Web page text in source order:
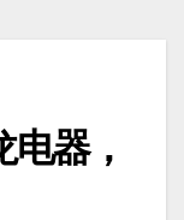
器，